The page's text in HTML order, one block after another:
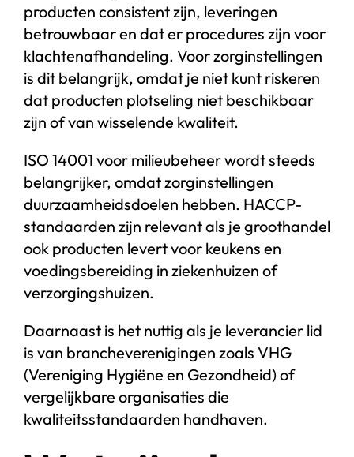
producten consistent zijn, leveringen
betrouwbaar en dat er procedures zijn voor
klachtenafhandeling. Voor zorginstellingen
is dit belangrijk, omdat je niet kunt riskeren
dat producten plotseling niet beschikbaar
zijn of van wisselende kwaliteit.
ISO 14001 voor milieubeheer wordt steeds
belangrijker, omdat zorginstellingen
duurzaamheidsdoelen hebben. HACCP-
standaarden zijn relevant als je groothandel
ook producten levert voor keukens en
voedingsbereiding in ziekenhuizen of
verzorgingshuizen.
Daarnaast is het nuttig als je leverancier lid
is van brancheverenigingen zoals VHG
(Vereniging Hygiëne en Gezondheid) of
vergelijkbare organisaties die
kwaliteitsstandaarden handhaven.